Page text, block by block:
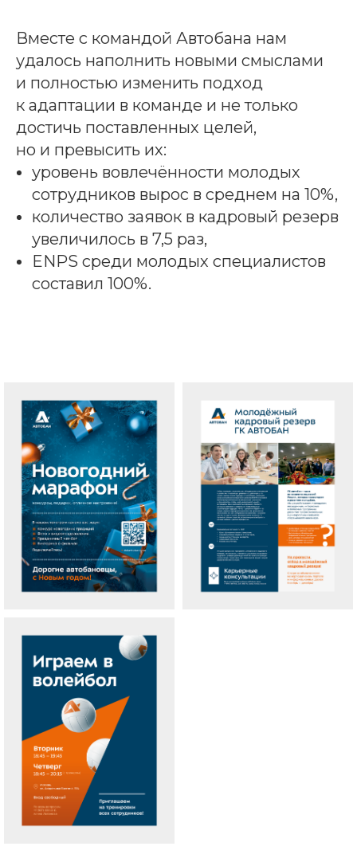
Вместе с командой Автобана нам
удалось наполнить новыми смыслами
и полностью изменить подход
к адаптации в команде и не только
достичь поставленных целей,
но и превысить их:
уровень вовлечённости молодых
сотрудников вырос в среднем на 10%,
количество заявок в кадровый резерв
увеличилось в 7,5 раз,
ENPS среди молодых специалистов
составил 100%.